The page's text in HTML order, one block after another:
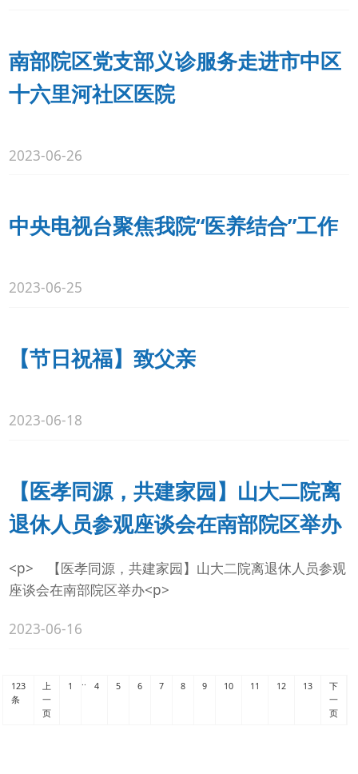
南部院区党支部义诊服务走进市中区
十六里河社区医院
2023-06-26
中央电视台聚焦我院“医养结合”工作
2023-06-25
【节日祝福】致父亲
2023-06-18
【医孝同源，共建家园】山大二院离
退休人员参观座谈会在南部院区举办
<p> 【医孝同源，共建家园】山大二院离退休人员参观
座谈会在南部院区举办<p>
2023-06-16
123
条
上
一
页
1 .. 4 5 6 7 8 9 10 11 12 13
下
一
页